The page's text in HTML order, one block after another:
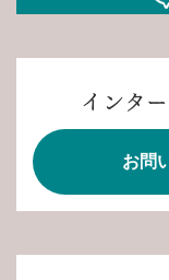
インタ
お問